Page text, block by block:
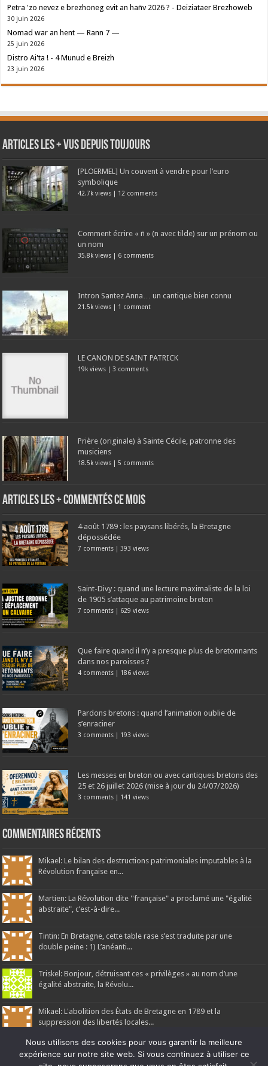
Petra 'zo nevez e brezhoneg evit an hañv 2026 ? - Deiziataer Brezhoweb
30 juin 2026
Nomad war an hent — Rann 7 —
25 juin 2026
Distro Ai'ta ! - 4 Munud e Breizh
23 juin 2026
Articles les + vus depuis toujours
[PLOERMEL] Un couvent à vendre pour l’euro
symbolique
42.7k views | 12 comments
Comment écrire « ñ » (n avec tilde) sur un prénom ou
un nom
35.8k views | 6 comments
Intron Santez Anna… un cantique bien connu
21.5k views | 1 comment
LE CANON DE SAINT PATRICK
19k views | 3 comments
Prière (originale) à Sainte Cécile, patronne des
musiciens
18.5k views |5 comments
Articles les + commentés ce mois
4 août 1789 : les paysans libérés, la Bretagne
dépossédée
7 comments | 393 views
Saint-Divy : quand une lecture maximaliste de la loi
de 1905 s’attaque au patrimoine breton
7 comments | 629 views
Que faire quand il n’y a presque plus de bretonnants
dans nos paroisses ?
4 comments | 186 views
Pardons bretons : quand l’animation oublie de
s’enraciner
3 comments | 193 views
Les messes en breton ou avec cantiques bretons des
25 et 26 juillet 2026 (mise à jour du 24/07/2026)
3 comments | 141 views
Commentaires récents
Mikael: Le bilan des destructions patrimoniales imputables à la
Révolution française en...
Martien: La Révolution dite ''française" a proclamé une "égalité
abstraite", c’est-à-dire...
Tintin: En Bretagne, cette table rase s’est traduite par une
double peine : 1) L’anéanti...
Triskel: Bonjour, détruisant ces « privilèges » au nom d’une
égalité abstraite, la Révolu...
Mikael: L'abolition des États de Bretagne en 1789 et la
suppression des libertés locales...
Nous utilisons des cookies pour vous garantir la meilleure
expérience sur notre site web. Si vous continuez à utiliser ce